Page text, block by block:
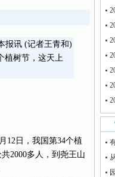
报讯 (记者王青和)
植树节，这天上
12日，我国第34个植
2000多人，到尧王山